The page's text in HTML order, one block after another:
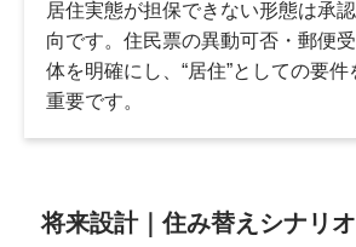
居住実態が担保できない形態は承
向です。住民票の異動可否・郵便
体を明確にし、“居住”としての要
重要です。
将来設計｜住み替えシナリ